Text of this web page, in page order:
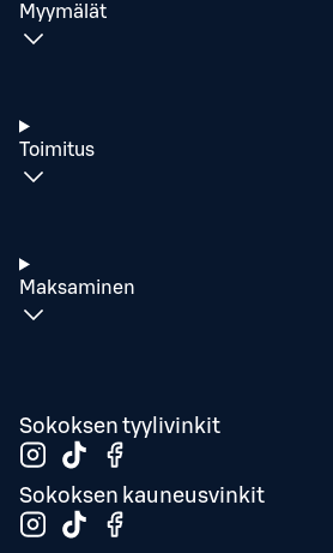
Myymälät
Toimitus
Maksaminen
Sokoksen tyylivinkit
Sokoksen kauneusvinkit